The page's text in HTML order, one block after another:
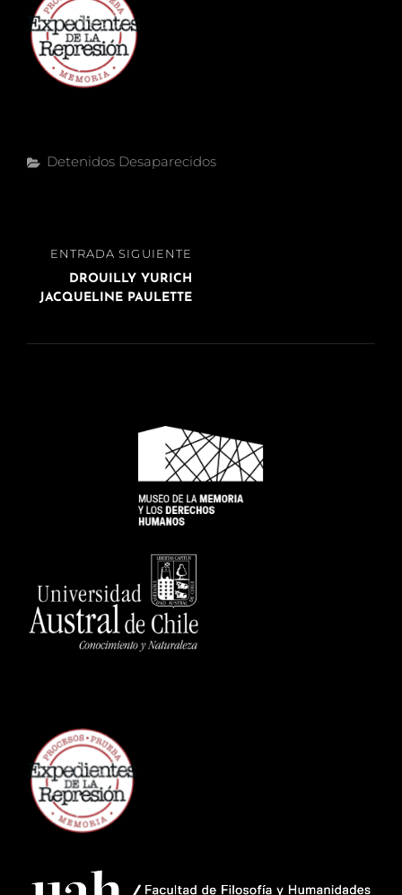
Categorías
Detenidos Desaparecidos
Navegación
entradas
ENTRADA
SIGUIENTE
ENTRADA SIGUIENTE
DROUILLY YURICH
JACQUELINE PAULETTE